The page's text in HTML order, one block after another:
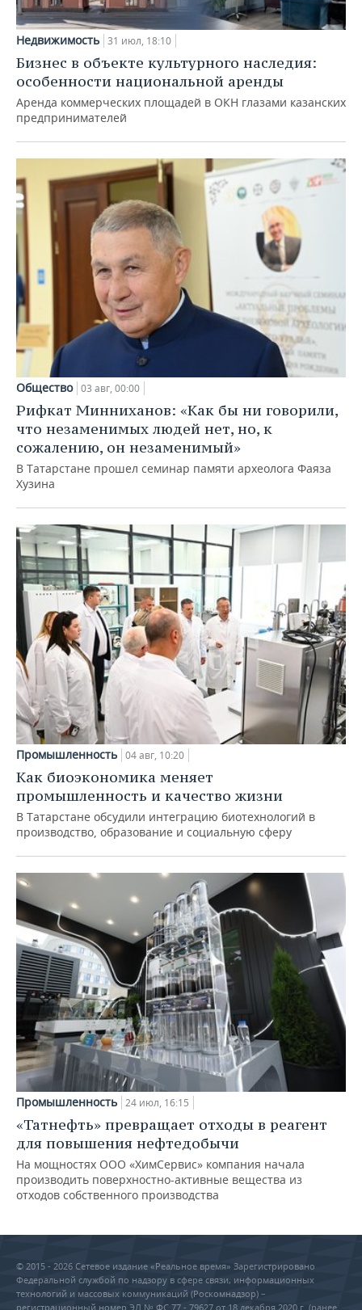
Недвижимость 31 июл, 18:10
Бизнес в объекте культурного наследия:
особенности национальной аренды
Аренда коммерческих площадей в ОКН глазами казанских
предпринимателей
Общество 03 авг, 00:00
Рифкат Минниханов: «Как бы ни говорили,
что незаменимых людей нет, но, к
сожалению, он незаменимый»
В Татарстане прошел семинар памяти археолога Фаяза
Хузина
Промышленность 04 авг, 10:20
Как биоэкономика меняет
промышленность и качество жизни
В Татарстане обсудили интеграцию биотехнологий в
производство, образование и социальную сферу
Промышленность 24 июл, 16:15
«Татнефть» превращает отходы в реагент
для повышения нефтедобычи
На мощностях ООО «ХимСервис» компания начала
производить поверхностно-активные вещества из
отходов собственного производства
© 2015 - 2026 Сетевое издание «Реальное время» Зарегистрировано
Федеральной службой по надзору в сфере связи, информационных
технологий и массовых коммуникаций (Роскомнадзор) –
регистрационный номер ЭЛ № ФС 77 - 79627 от 18 декабря 2020 г. (ранее